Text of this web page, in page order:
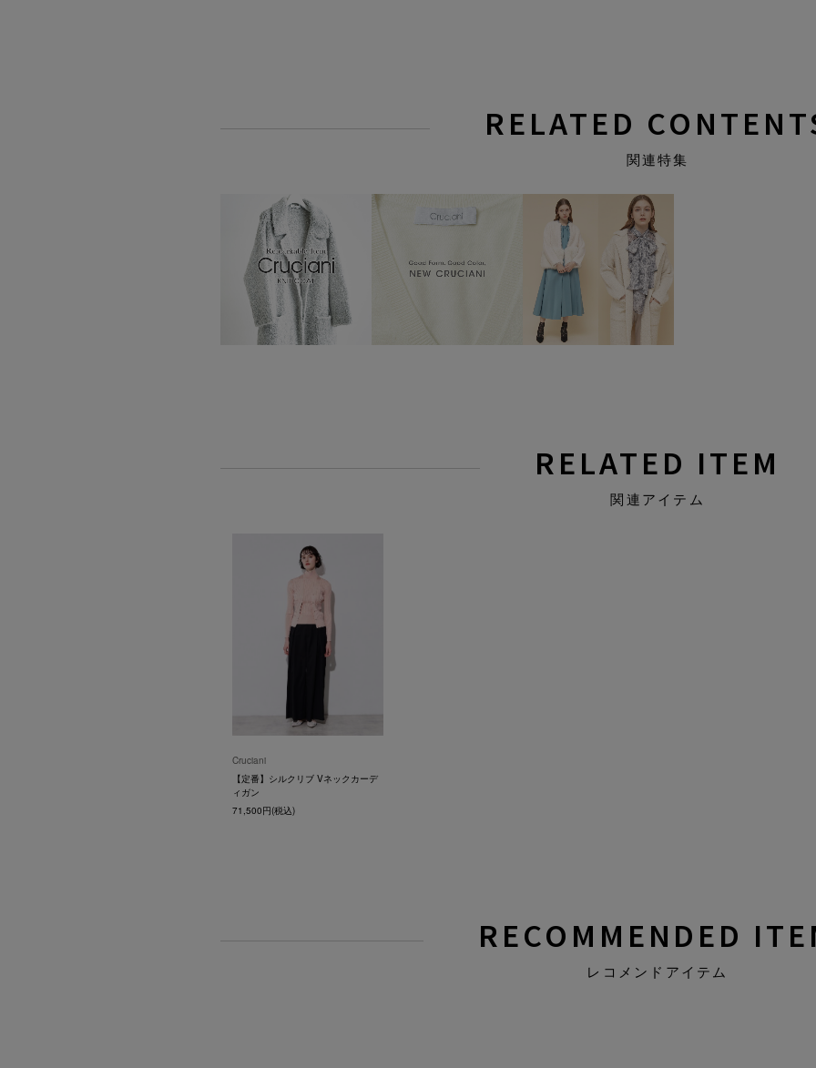
RELATED
関連特集
RELATED ITEM
関連アイテム
Cruciani
【定番】シルクリブ Vネックカーデ
ィガン
71,500円(税込)
RECOMMENDED
レコメンドアイテム